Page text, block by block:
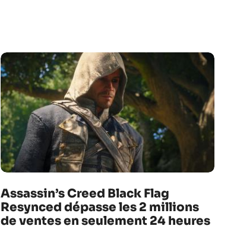
Assassin’s Creed Black Flag
Resynced dépasse les 2 millions
de ventes en seulement 24 heures